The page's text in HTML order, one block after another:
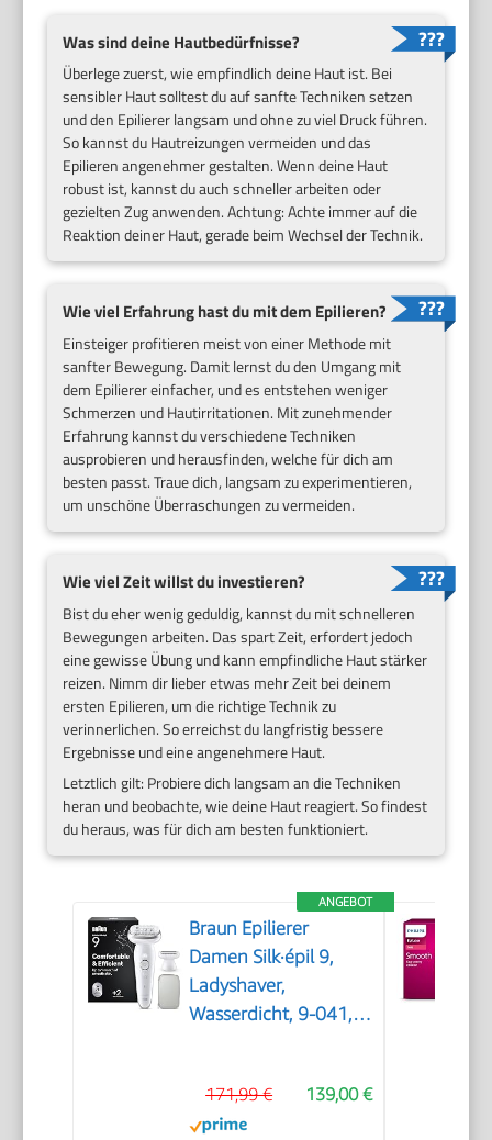
Was sind deine Hautbedürfnisse?
Überlege zuerst, wie empfindlich deine Haut ist. Bei
sensibler Haut solltest du auf sanfte Techniken setzen
und den Epilierer langsam und ohne zu viel Druck führen.
So kannst du Hautreizungen vermeiden und das
Epilieren angenehmer gestalten. Wenn deine Haut
robust ist, kannst du auch schneller arbeiten oder
gezielten Zug anwenden. Achtung: Achte immer auf die
Reaktion deiner Haut, gerade beim Wechsel der Technik.
Wie viel Erfahrung hast du mit dem Epilieren?
Einsteiger profitieren meist von einer Methode mit
sanfter Bewegung. Damit lernst du den Umgang mit
dem Epilierer einfacher, und es entstehen weniger
Schmerzen und Hautirritationen. Mit zunehmender
Erfahrung kannst du verschiedene Techniken
ausprobieren und herausfinden, welche für dich am
besten passt. Traue dich, langsam zu experimentieren,
um unschöne Überraschungen zu vermeiden.
Wie viel Zeit willst du investieren?
Bist du eher wenig geduldig, kannst du mit schnelleren
Bewegungen arbeiten. Das spart Zeit, erfordert jedoch
eine gewisse Übung und kann empfindliche Haut stärker
reizen. Nimm dir lieber etwas mehr Zeit bei deinem
ersten Epilieren, um die richtige Technik zu
verinnerlichen. So erreichst du langfristig bessere
Ergebnisse und eine angenehmere Haut.
Letztlich gilt: Probiere dich langsam an die Techniken
heran und beobachte, wie deine Haut reagiert. So findest
du heraus, was für dich am besten funktioniert.
ANGEBOT
Braun Epilierer
Damen Silk·épil 9,
Ladyshaver,
Wasserdicht, 9-041,
139,00 €
171,99 €